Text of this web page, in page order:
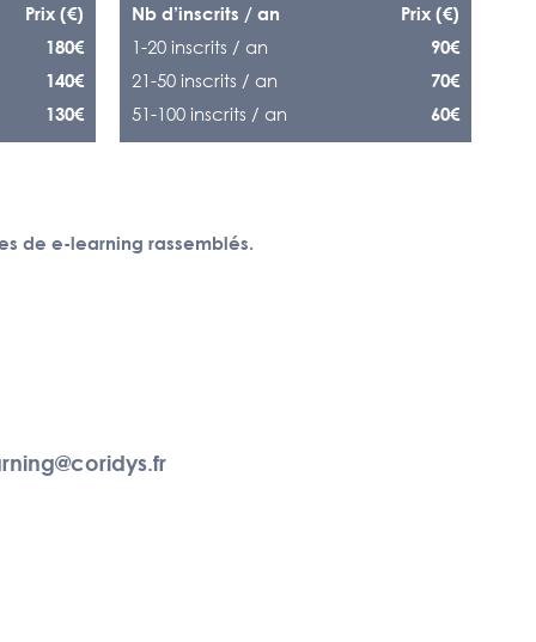
Prix (€)
180€
140€
130€
Nb d’inscrits / an Prix (€)
1-20 inscrits / an 90€
21-50 inscrits / an 70€
51-100 inscrits / an 60€
de e-learning rassemblés.